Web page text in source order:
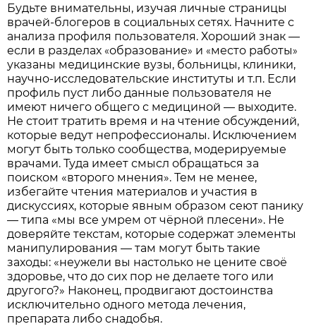
Будьте внимательны, изучая личные страницы
врачей-блогеров в социальных сетях. Начните с
анализа профиля пользователя. Хороший знак —
если в разделах «образование» и «место работы»
указаны медицинские вузы, больницы, клиники,
научно-исследовательские институты и т.п. Если
профиль пуст либо данные пользователя не
имеют ничего общего с медициной — выходите.
Не стоит тратить время и на чтение обсуждений,
которые ведут непрофессионалы. Исключением
могут быть только сообщества, модерируемые
врачами. Туда имеет смысл обращаться за
поиском «второго мнения». Тем не менее,
избегайте чтения материалов и участия в
дискуссиях, которые явным образом сеют панику
— типа «мы все умрем от чёрной плесени». Не
доверяйте текстам, которые содержат элементы
манипулирования — там могут быть такие
заходы: «неужели вы настолько не цените своё
здоровье, что до сих пор не делаете того или
другого?» Наконец, продвигают достоинства
исключительно одного метода лечения,
препарата либо снадобья.